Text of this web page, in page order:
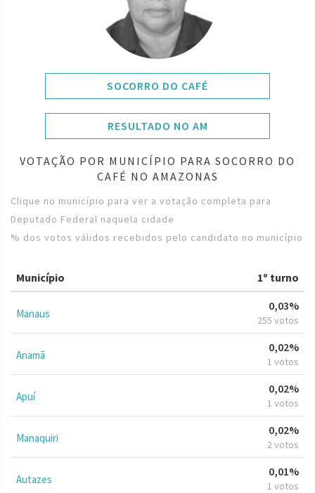
SOCORRO DO CAFÉ
RESULTADO NO AM
VOTAÇÃO POR MUNICÍPIO PARA SOCORRO DO
CAFÉ NO AMAZONAS
Clique no município para ver a votação completa para
Deputado Federal naquela cidade
% dos votos válidos recebidos pelo candidato no município
Município 1º turno
Manaus
0,03%
255 votos
Anamã
0,02%
1 votos
Apuí
0,02%
1 votos
Manaquiri
0,02%
2 votos
Autazes
0,01%
1 votos